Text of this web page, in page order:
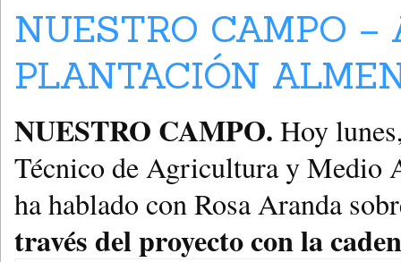
NUESTRO CAMPO
PLANTACIÓN
NUESTRO CAMPO. Hoy
Técnico de Agricultura y Medio
ha hablado con Rosa Aranda
través del proyecto con la